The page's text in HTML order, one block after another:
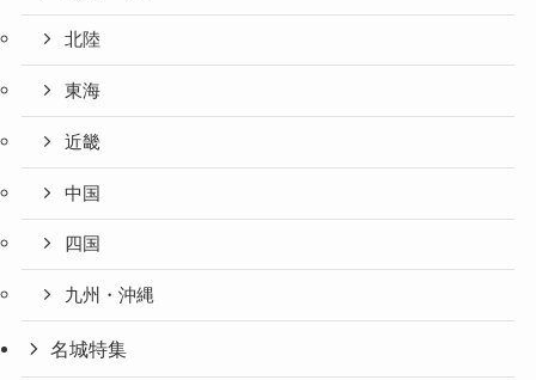
北陸
東海
近畿
中国
四国
九州・沖縄
名城特集